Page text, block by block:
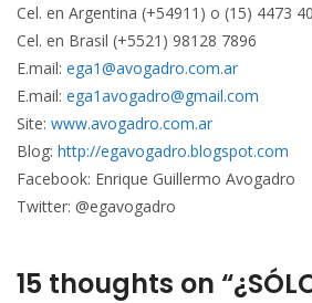
Cel. en Argentina (+54911) o (15) 4473
Cel. en Brasil (+5521) 98128 7896
E.mail: ega1@avogadro.com.ar
E.mail: ega1avogadro@gmail.com
Site: www.avogadro.com.ar
Blog: http://egavogadro.blogspot.com
Facebook: Enrique Guillermo Avogadro
Twitter: @egavogadro
15 thoughts on